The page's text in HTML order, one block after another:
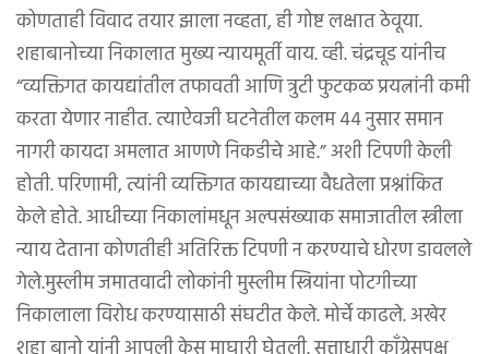
कोणताही विवाद तयार झाला नव्हता, ही गोष्ट लक्षात ठेवूया.
शहाबानोच्या निकालात मुख्य न्यायमूर्ती वाय. व्ही. चंद्रचूड यांनीच
“व्यक्तिगत कायद्यांतील तफावती आणि त्रुटी फुटकळ प्रयत्नांनी कमी
करता येणार नाहीत. त्याऐवजी घटनेतील कलम ४४ नुसार समान
नागरी कायदा अमलात आणणे निकडीचे आहे.” अशी टिपणी केली
होती. परिणामी, त्यांनी व्यक्तिगत कायद्याच्या वैधतेला प्रश्नांकित
केले होते. आधीच्या निकालांमधून अल्पसंख्याक समाजातील स्त्रीला
न्याय देताना कोणतीही अतिरिक्त टिपणी न करण्याचे धोरण डावलले
गेले.मुस्लीम जमातवादी लोकांनी मुस्लीम स्त्रियांना पोटगीच्या
निकालाला विरोध करण्यासाठी संघटीत केले. मोर्चे काढले. अखेर